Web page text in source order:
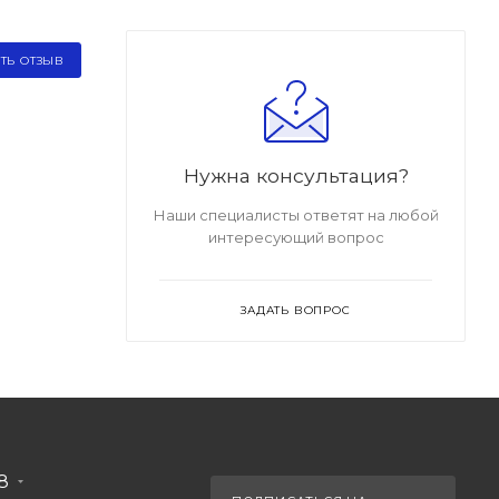
ОТЗЫВ
Нужна консультация?
Наши специалисты ответят на любой
интересующий вопрос
ЗАДАТЬ ВОПРОС